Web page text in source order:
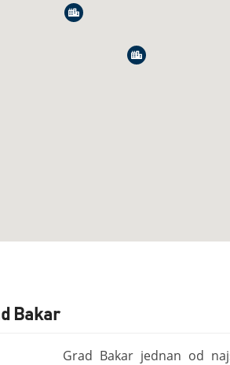
Bakar
Grad Bakar jednan od